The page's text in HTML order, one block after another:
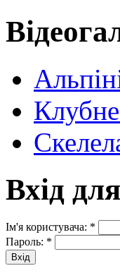
Вхід
Ім'я користувача: *
Пароль: *